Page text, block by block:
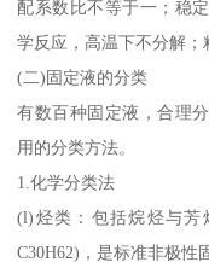
配系数比不等于一；稳
学反应，高温下不分解；
(二)固定液的分类
有数百种固定液，合理
用的分类方法。
1.化学分类法
(l)烃类：包括烷烃与芳
C30H62)，是标准非极性